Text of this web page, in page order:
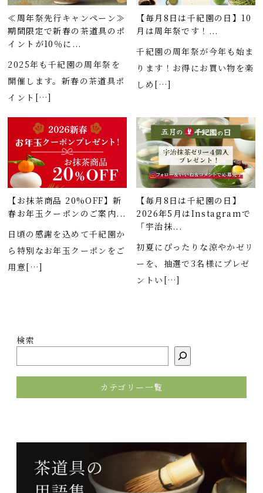
≪周年祭先行キャンペーン≫
期間限定で新春の茶道具のポ
イントが10％に...
2025年も千紀園の周年祭を
開催します。新春の茶道具ポ
イント[…]
【毎月8日は千紀園の日】10
月は周年祭です！...
千紀園の周年祭が今年も始ま
ります！お得にお買い物を楽
しめ[…]
【お抹茶商品 20%OFF】新
春お年玉クーポンのご案内...
日頃の感謝を込めて千紀園か
ら特別なお年玉クーポンをご
用意[…]
【毎月8日は千紀園の日】
2026年5月はInstagramで
「宇治抹...
初夏にぴったりな涼やかゼリ
ーを、抽選で3名様にプレゼ
ントい[…]
検索
カテゴリー一覧